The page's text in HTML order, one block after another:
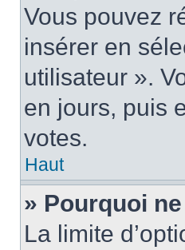
Vous pouvez
insérer en
utilisateur ».
en jours, puis
votes.
Haut
» Pourquoi
La limite